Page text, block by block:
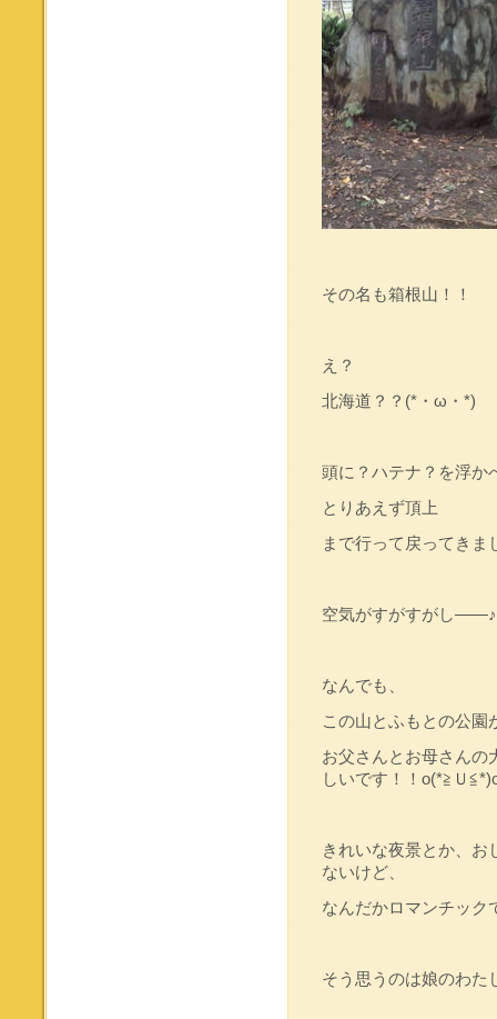
その名も箱根山！！
え？
北海道？？(*・ω・*)
頭に？ハテナ？を浮か
とりあえず頂上
まで行って戻ってき
空気がすがすがし
なんでも、
この山とふもとの公園
お父さんとお母さんの
しいです！！o(*≧Ｕ
きれいな夜景とか、お
ないけど、
なんだかロマンチック
そう思うのは娘のわ